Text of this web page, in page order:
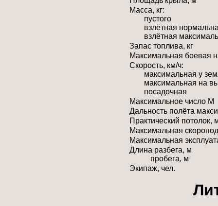
Масса, кг:
пустого
взлётная
взлётная
Запас топлива, кг
Максимальная боевая
Скорость, км/ч:
максимальная у
максимальная на
посадочная
Максимальное число М
Дальность полёта
Практический потолок,
Максимальная
Максимальная
Длина разбега, м
пробега, м
Экипаж, чел.